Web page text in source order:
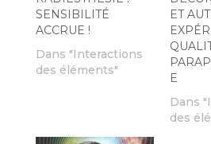
SENSIBILITÉ
ACCRUE !
Dans "Interactions
des éléments"
ET
E
Dans
des